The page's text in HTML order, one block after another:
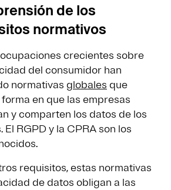
de los
normativos
crecientes sobre
del consumidor han
normativas globales que
en que las empresas
y comparten los datos de los
El RGPD y la CPRA son los
requisitos, estas normativas
de datos obligan a las